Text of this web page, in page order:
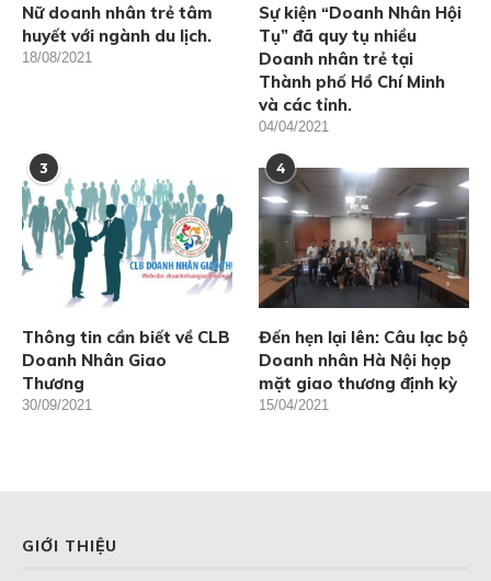
Nữ doanh nhân trẻ tâm
huyết với ngành du lịch.
18/08/2021
Sự kiện “Doanh Nhân Hội
Tụ” đã quy tụ nhiều
Doanh nhân trẻ tại
Thành phố Hồ Chí Minh
và các tỉnh.
04/04/2021
3
Thông tin cần biết về CLB
Doanh Nhân Giao
Thương
30/09/2021
4
Đến hẹn lại lên: Câu lạc bộ
Doanh nhân Hà Nội họp
mặt giao thương định kỳ
15/04/2021
GIỚI THIỆU